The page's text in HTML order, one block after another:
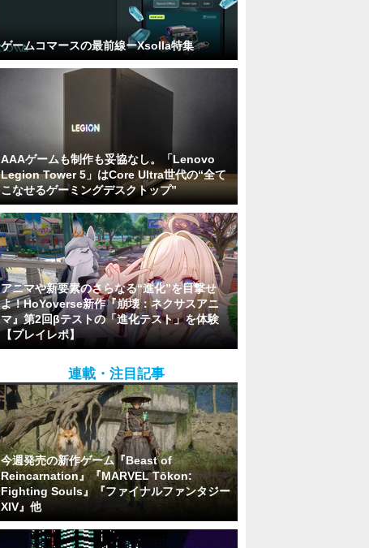
ゲームコマースの最前線ーXsolla特集
AAAゲームも制作も妥協なし。「Lenovo
Legion Tower 5」はCore Ultra世代の“全て
こなせるゲーミングデスクトップ”
アニマや新要素のさらなる“進化”を目撃せ
よ！HoYoverse新作『崩壊：ネクサスアニ
マ』第2回βテストの「進化テスト」を体験
【プレイレポ】
連載・注目記事
今週発売の新作ゲーム『Beast of
Reincarnation』『MARVEL Tōkon:
Fighting Souls』『ファイナルファンタジー
XIV』他